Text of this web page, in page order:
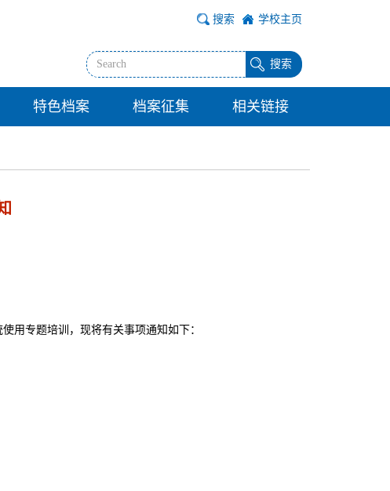
搜索 学校主页
搜索
特色档案 档案征集 相关链接
用专题培训，现将有关事项通知如下：